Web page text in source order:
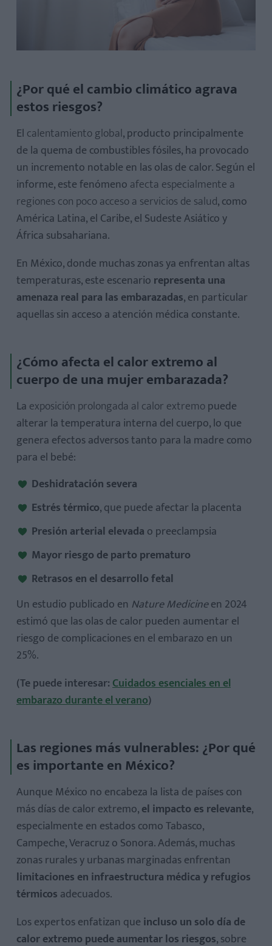
¿Por qué el cambio climático agrava
estos riesgos?
El calentamiento global, producto principalmente
de la quema de combustibles fósiles, ha provocado
un incremento notable en las olas de calor. Según el
informe, este fenómeno afecta especialmente a
regiones con poco acceso a servicios de salud, como
América Latina, el Caribe, el Sudeste Asiático y
África subsahariana.
En México, donde muchas zonas ya enfrentan altas
temperaturas, este escenario representa una
amenaza real para las embarazadas, en particular
aquellas sin acceso a atención médica constante.
¿Cómo afecta el calor extremo al
cuerpo de una mujer embarazada?
La exposición prolongada al calor extremopuede
alterar la temperatura interna del cuerpo, lo que
genera efectos adversos tanto para la madre como
para el bebé:
Deshidratación severa
Estrés térmico, que puede afectar la placenta
Presión arterial elevada o preeclampsia
Mayor riesgo de parto prematuro
Retrasos en el desarrollo fetal
Un estudio publicado en Nature Medicineen 2024
estimó que las olas de calor pueden aumentar el
riesgo de complicaciones en el embarazo en un
25%.
(Te puede interesar:Cuidados esenciales en el
embarazo durante el verano)
Las regiones más vulnerables: ¿Por qué
es importante en México?
Aunque México no encabeza la lista de países con
más días de calor extremo,el impacto es relevante,
especialmente en estados como Tabasco,
Campeche, Veracruz o Sonora. Además, muchas
zonas rurales y urbanas marginadas enfrentan
limitaciones en infraestructura médica y refugios
térmicos adecuados.
Los expertos enfatizan que incluso un solo día de
calor extremo puede aumentar los riesgos, sobre